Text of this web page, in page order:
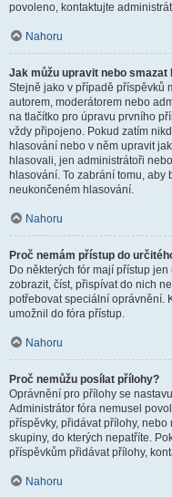
povoleno, kontaktujte
Nahoru
Jak můžu upravit nebo smazat
Stejně jako v případě příspěvků
autorem, moderátorem nebo
na tlačítko pro úpravu prvního
vždy připojeno. Pokud zatím
hlasování nebo v něm upravit
hlasovali, jen administrátoři
hlasování. To zabrání tomu,
neukončeném hlasování.
Nahoru
Proč nemám přístup do
Do některých fór mají přístup
zobrazit, číst, přispívat do nich
potřebovat speciální oprávnění.
umožnil do fóra přístup.
Nahoru
Proč nemůžu posílat přílohy?
Oprávnění pro přílohy se
Administrátor fóra nemusel
příspěvky, přidávat přílohy,
skupiny, do kterých nepatříte.
příspěvkům přidávat přílohy,
Nahoru